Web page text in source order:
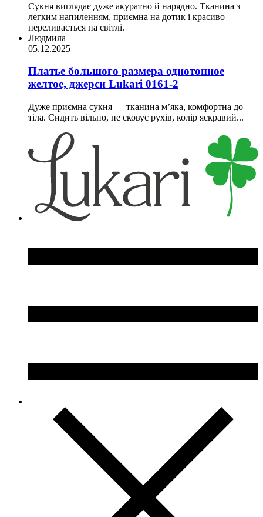
Сукня виглядає дуже акуратно й нарядно. Тканина з
легким напиленням, приємна на дотик і красиво
переливається на світлі.
Людмила
05.12.2025
Платье большого размера однотонное
желтое, джерси Lukari 0161-2
Дуже приємна сукня — тканина м’яка, комфортна до
тіла. Сидить вільно, не сковує рухів, колір яскравий...